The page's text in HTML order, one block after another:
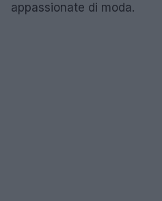
appassionate di moda.